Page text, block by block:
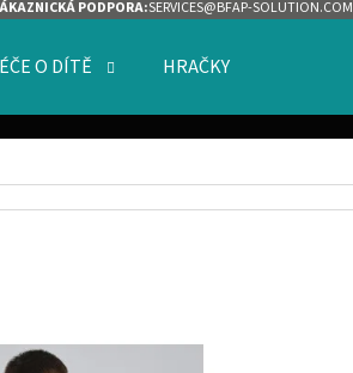
PODPORA:SERVICES@BFAP-SOLUTION.COM
O DÍTĚ HRAČKY